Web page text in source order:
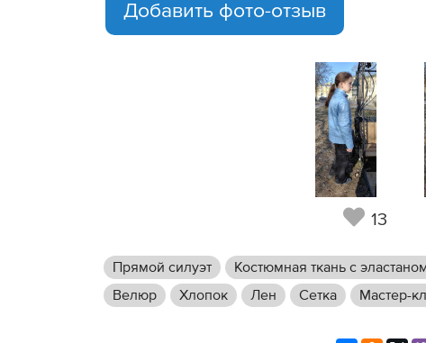
Добавить фото-отзыв
13
Прямой силуэт Костюмная ткань с
Велюр
Хлопок Лен Сетка Мастер-